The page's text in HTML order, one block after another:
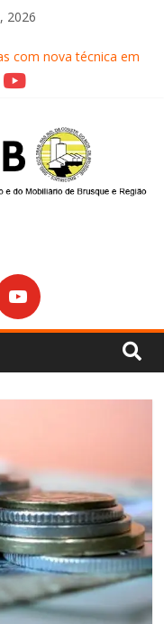
2026
com nova técnica em
avaliação das contas do
a direção da Nova
dos atendimentos
Profissão